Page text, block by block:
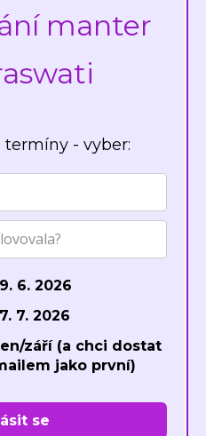
manter
termíny - vyber:
6. 2026
7. 2026
září (a chci dostat
jako první)
se